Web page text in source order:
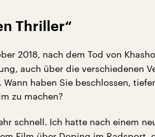
Thriller“
2018, nach dem Tod von
auch über die verschiedenen
Wann haben Sie beschlossen,
zu machen?
schnell. Ich hatte nach einem